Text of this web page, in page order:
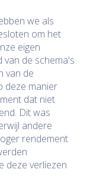
we als
om het
eigen
de schema's
van de
deze manier
dat niet
Dit was
andere
rendement
deze verliezen